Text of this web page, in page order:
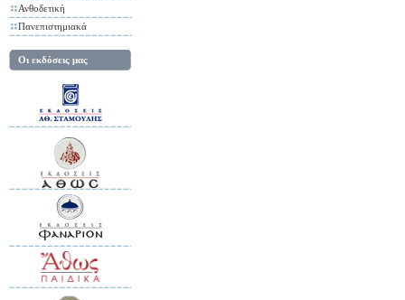
Ανθοδετική
Πανεπιστημιακά
Οι εκδόσεις μας